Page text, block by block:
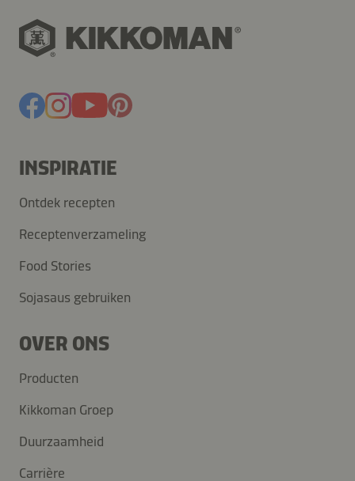
INSPIRATIE
Ontdek recepten
Receptenverzameling
Food Stories
Sojasaus gebruiken
OVER ONS
Producten
Kikkoman Groep
Duurzaamheid
Carrière